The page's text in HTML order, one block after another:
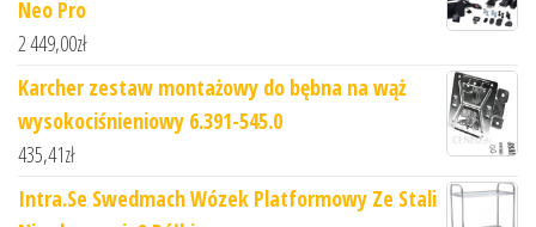
Neo Pro
2 449,00zł
Karcher zestaw montażowy do bębna na wąż
wysokociśnieniowy 6.391-545.0
435,41zł
Intra.Se Swedmach Wózek Platformowy Ze Stali